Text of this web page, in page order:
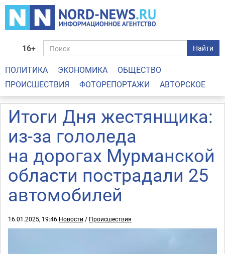
16+ Найти
ПОЛИТИКА ЭКОНОМИКА
ОБЩЕСТВО
ПРОИСШЕСТВИЯ
ФОТОРЕПОРТАЖИ АВТОРСКОЕ
Итоги Дня жестянщика:
из-за гололеда
на дорогах Мурманской
области пострадали 25
автомобилей
16.01.2025, 19:46 Новости / Происшествия